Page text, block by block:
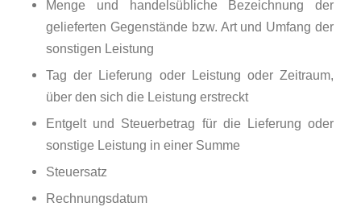
Menge und handelsübliche Bezeichnung der
gelieferten Gegenstände bzw. Art und Umfang der
sonstigen Leistung
Tag der Lieferung oder Leistung oder Zeitraum,
über den sich die Leistung erstreckt
Entgelt und Steuerbetrag für die Lieferung oder
sonstige Leistung in einer Summe
Steuersatz
Rechnungsdatum